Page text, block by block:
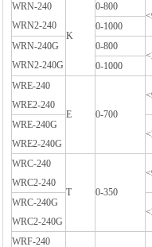
WRN-240
WRN2-240
K
0-800
0-1000
WRN-240G
WRN2-240G
0-800
0-1000
WRE-240
WRE2-240
E
0-700
WRE-240G
WRE2-240G
WRC-240
WRC2-240
T
0-350
WRC-240G
WRC2-240G
WRF-240